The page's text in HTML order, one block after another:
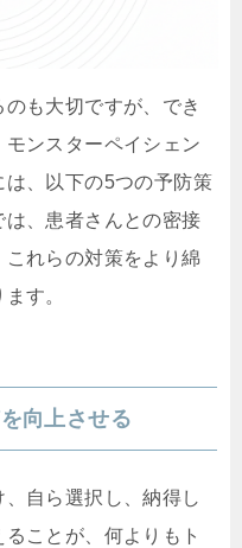
も大切ですが、でき
ンスターペイシェン
は、以下の5つの予防策
、患者さんとの密接
れらの対策をより綿
す。
向上させる
自ら選択し、納得し
ことが、何よりもト